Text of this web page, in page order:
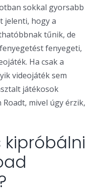
sokkal gyorsabb
jelenti, hogy a
tűnik, de
fenyegeti,
Ha csak a
videojáték sem
játékosok
mivel úgy érzik,
kipróbálni